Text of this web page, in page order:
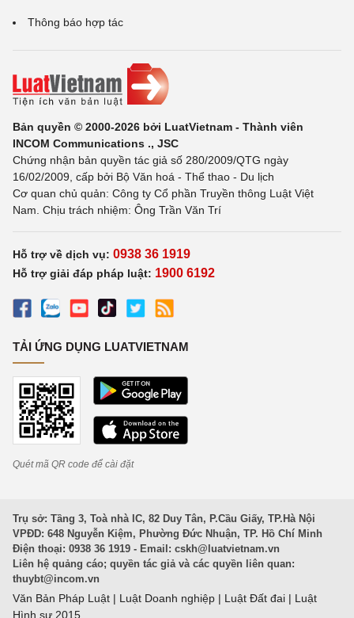
Thông báo hợp tác
Bản quyền © 2000-2026 bởi LuatVietnam - Thành viên
INCOM Communications ., JSC
Chứng nhận bản quyền tác giả số 280/2009/QTG ngày
16/02/2009, cấp bởi Bộ Văn hoá - Thể thao - Du lịch
Cơ quan chủ quản: Công ty Cổ phần Truyền thông Luật Việt
Nam. Chịu trách nhiệm: Ông Trần Văn Trí
Hỗ trợ về dịch vụ: 0938 36 1919
Hỗ trợ giải đáp pháp luật: 1900 6192
TẢI ỨNG DỤNG LUATVIETNAM
Quét mã QR code để cài đặt
Trụ sở: Tầng 3, Toà nhà IC, 82 Duy Tân, P.Cầu Giấy, TP.Hà Nội
VPĐD: 648 Nguyễn Kiệm, Phường Đức Nhuận, TP. Hồ Chí Minh
Điện thoại: 0938 36 1919 - Email: cskh@luatvietnam.vn
Liên hệ quảng cáo; quyền tác giả và các quyền liên quan:
thuybt@incom.vn
Văn Bản Pháp Luật | Luật Doanh nghiệp | Luật Đất đai | Luật
Hình sự 2015